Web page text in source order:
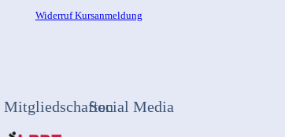
Widerruf Kursanmeldung
MitgliedschaftenSocial Media